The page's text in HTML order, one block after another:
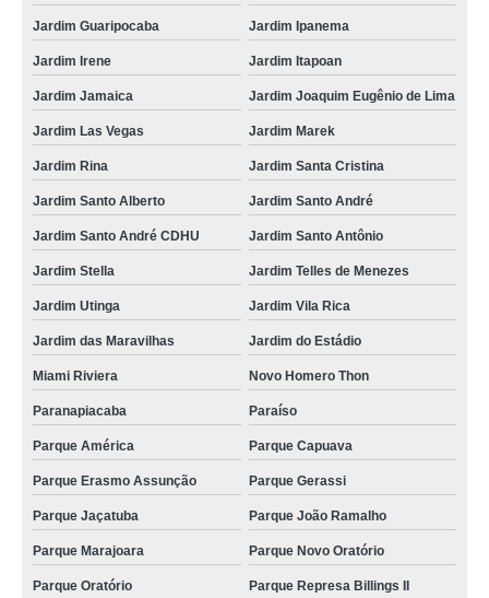
Humaitá
onde fazer consulta veterinária para silvestres Jardim Guarará
onde fazer consulta médica veterinária para animais silvestres Paraíso
consulta médica veterinária para silvestres marcar Jardim Las Vegas
consulta para animais silvestres Rio Pequeno
consulta animal silvestre Vila América
onde fazer consulta veterinária para animais silvestres Vila Tibiriçá
onde agendar consulta de ortopedia para animais silvestres Jardim
Alvorada
onde agendar consulta veterinária para silvestres Vila Helena
onde agendar consulta médica veterinária para silvestres Jardim Telles de
Menezes
onde fazer consulta animal silvestre Acampamento Anchieta
consulta silvestres Vila Lucinda
Jardim Guaripocaba Jardim Ipanema
Jardim Irene Jardim Itapoan
Jardim Jamaica Jardim Joaquim Eugênio de Lima
Jardim Las Vegas Jardim Marek
Jardim Rina Jardim Santa Cristina
Jardim Santo Alberto Jardim Santo André
Jardim Santo André CDHU Jardim Santo Antônio
Jardim Stella Jardim Telles de Menezes
Jardim Utinga Jardim Vila Rica
Jardim das Maravilhas Jardim do Estádio
Miami Riviera Novo Homero Thon
Paranapiacaba Paraíso
Parque América Parque Capuava
Parque Erasmo Assunção Parque Gerassi
Parque Jaçatuba Parque João Ramalho
Parque Marajoara Parque Novo Oratório
Parque Oratório Parque Represa Billings II